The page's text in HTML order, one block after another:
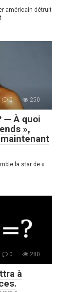
américain détruit
0 250
— À quoi
»,
la star de «
0 280
à